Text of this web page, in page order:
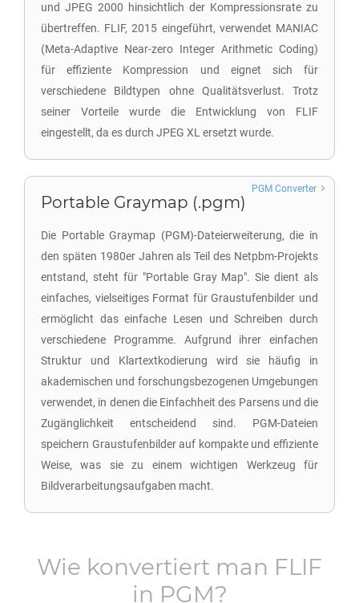
und JPEG 2000 hinsichtlich der Kompressionsrate zu
übertreffen. FLIF, 2015 eingeführt, verwendet MANIAC
(Meta-Adaptive Near-zero Integer Arithmetic Coding)
für effiziente Kompression und eignet sich für
verschiedene Bildtypen ohne Qualitätsverlust. Trotz
seiner Vorteile wurde die Entwicklung von FLIF
eingestellt, da es durch JPEG XL ersetzt wurde.
Portable Graymap (.pgm)
Die Portable Graymap (PGM)-Dateierweiterung, die in
den späten 1980er Jahren als Teil des Netpbm-Projekts
entstand, steht für "Portable Gray Map". Sie dient als
einfaches, vielseitiges Format für Graustufenbilder und
ermöglicht das einfache Lesen und Schreiben durch
verschiedene Programme. Aufgrund ihrer einfachen
Struktur und Klartextkodierung wird sie häufig in
akademischen und forschungsbezogenen Umgebungen
verwendet, in denen die Einfachheit des Parsens und die
Zugänglichkeit entscheidend sind. PGM-Dateien
speichern Graustufenbilder auf kompakte und effiziente
Weise, was sie zu einem wichtigen Werkzeug für
Bildverarbeitungsaufgaben macht.
PGM Converter
Wie konvertiert man FLIF
in PGM?